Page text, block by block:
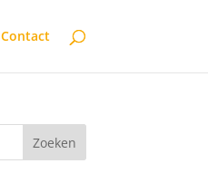
Contact